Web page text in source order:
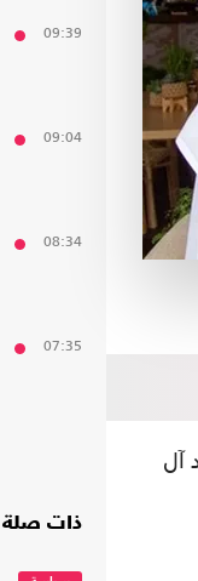
آل
09:39
09:04
08:34
07:35
ذات صلة